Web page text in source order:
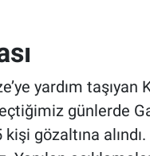
yardım
günlerde
kişi gözaltına